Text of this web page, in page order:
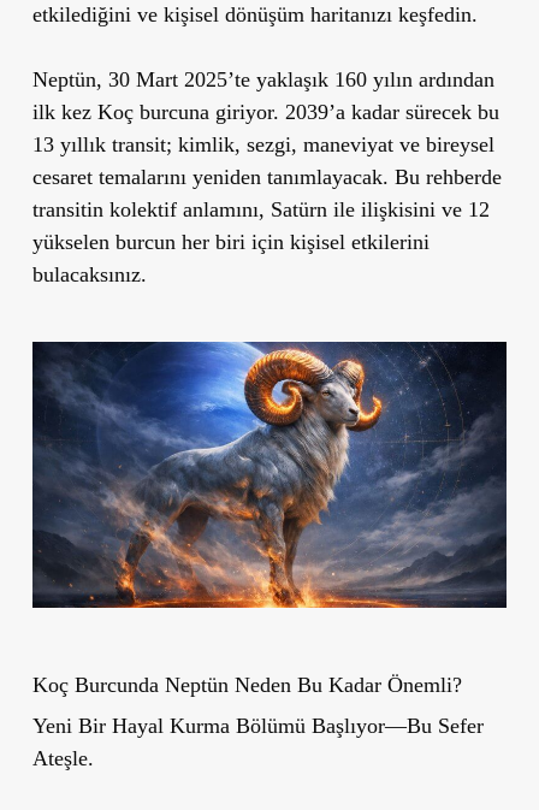
etkilediğini ve kişisel dönüşüm haritanızı keşfedin.
Neptün, 30 Mart 2025’te yaklaşık 160 yılın ardından
ilk kez Koç burcuna giriyor. 2039’a kadar sürecek bu
13 yıllık transit; kimlik, sezgi, maneviyat ve bireysel
cesaret temalarını yeniden tanımlayacak. Bu rehberde
transitin kolektif anlamını, Satürn ile ilişkisini ve 12
yükselen burcun her biri için kişisel etkilerini
bulacaksınız.
Koç Burcunda Neptün Neden Bu Kadar Önemli?
Yeni Bir Hayal Kurma Bölümü Başlıyor—Bu Sefer
Ateşle.